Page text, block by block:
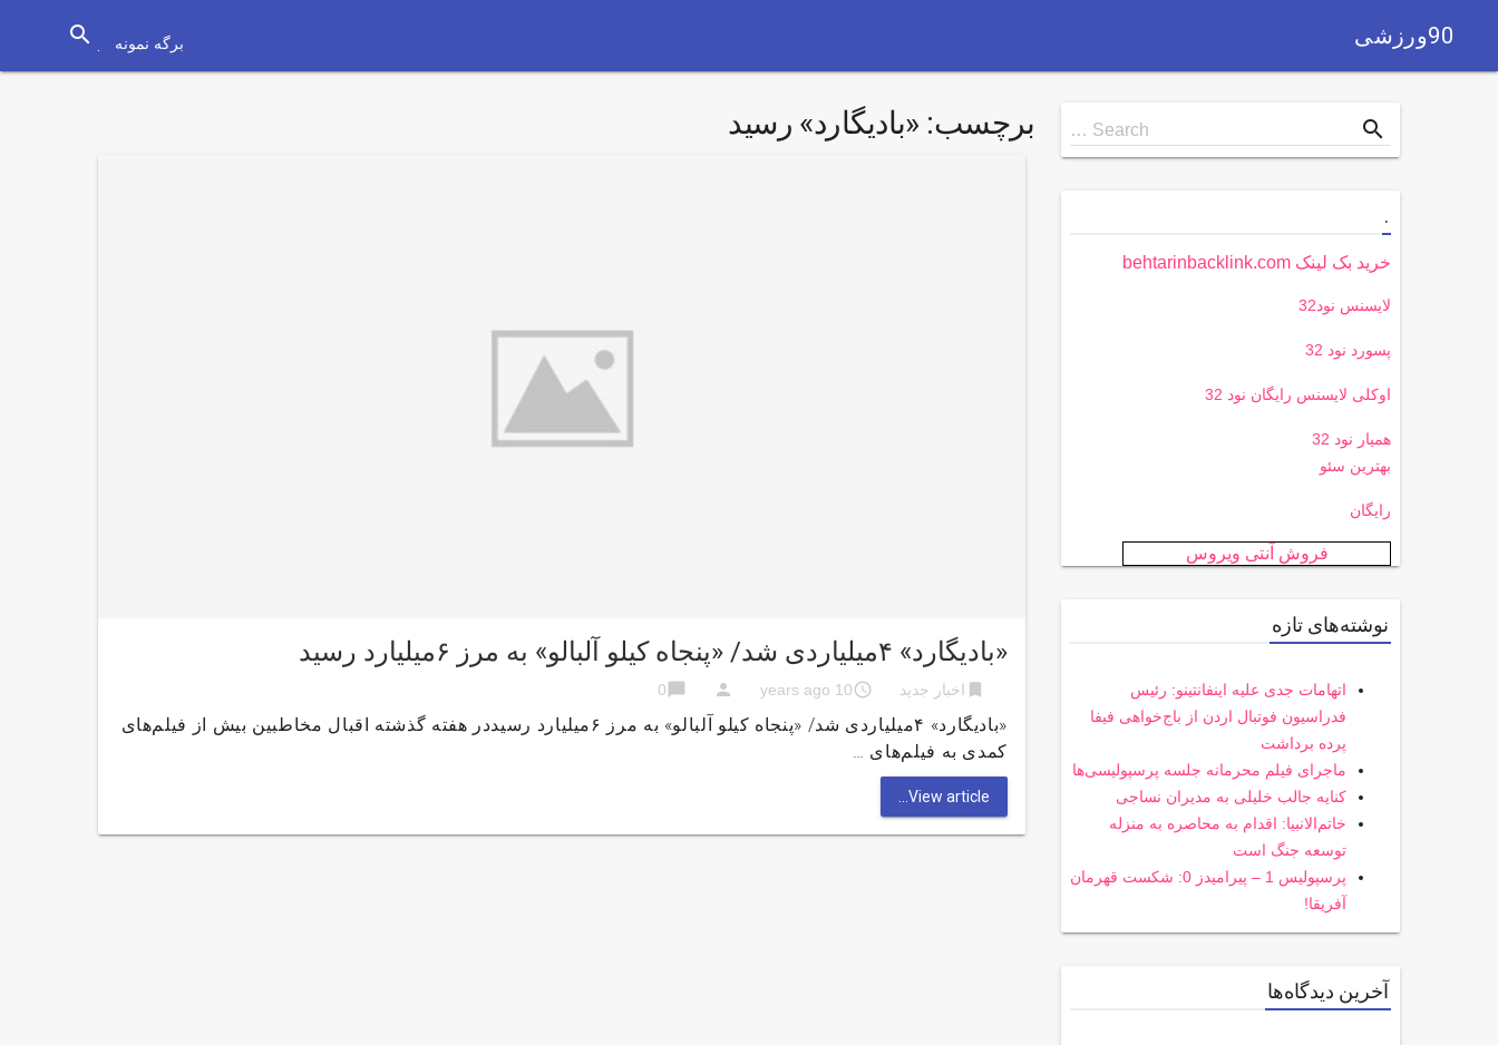
90ورزشی برگه نمونه search
برچسب: «بادیگارد» رسید
«بادیگارد» ۴میلیاردی شد/ «پنجاه کیلو آلبالو» به مرز ۶میلیارد رسید
bookmark اخبار جدید access_time
10 years ago
person
chat_bubble
0
«بادیگارد» ۴میلیاردی شد/ «پنجاه کیلو آلبالو» به مرز ۶میلیارد رسیددر هفته گذشته اقبال مخاطبین بیش از فیلم‌های
کمدی به فیلم‌های …
View article...
Search
for
Search … search
.
خرید بک لینک behtarinbacklink.com
لایسنس نود32
پسورد نود 32
اوکلی لایسنس رایگان نود 32
همیار نود 32
بهترین سئو
رایگان
فروش آنتی ویروس
نوشته‌های تازه
اتهامات جدی علیه اینفانتینو: رئیس
فدراسیون فوتبال اردن از باج‌خواهی فیفا
پرده برداشت
ماجرای فیلم محرمانه جلسه پرسپولیسی‌ها
کنایه جالب خلیلی به مدیران نساجی
خاتم‌الانبیا: اقدام به محاصره به منزله
توسعه جنگ است
پرسپولیس 1 – پیرامیدز 0: شکست قهرمان
آفریقا!
آخرین دیدگاه‌ها